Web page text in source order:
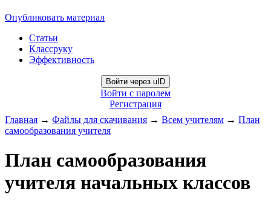
Опубликовать материал
Статьи
Классруку
Эффективность
Войти через uID
Войти с паролем
Регистрация
Главная → Файлы для скачивания → Всем учителям → План
самообразования учителя
План самообразования
учителя начальных классов